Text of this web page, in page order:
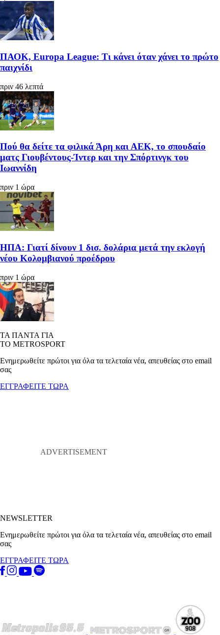
ΠΑΟΚ, Europa League: Τι κάνει όταν χάνει το πρώτο
παιχνίδι
πριν 46 λεπτά
Πού θα δείτε τα φιλικά Άρη και ΑΕΚ, το σπουδαίο
ματς Γιουβέντους-Ίντερ και την Σπόρτινγκ του
Ιωαννίδη
πριν 1 ώρα
ΗΠΑ: Γιατί δίνουν 1 δισ. δολάρια μετά την εκλογή
νέου Κολομβιανού προέδρου
πριν 1 ώρα
ΤΑ ΠΑΝΤΑ ΓΙΑ
ΤΟ METROSPORT
Ενημερωθείτε πρώτοι για όλα τα τελεταία νέα, απευθείας στο email
σας
ΕΓΓΡΑΦΕΙΤΕ ΤΩΡΑ
NEWSLETTER
Ενημερωθείτε πρώτοι για όλα τα τελεταία νέα, απευθείας στο email
σας
ΕΓΓΡΑΦΕΙΤΕ ΤΩΡΑ